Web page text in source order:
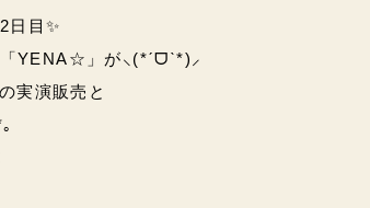
日目✨
YENA☆」が⸜(*ˊᗜˋ*)⸝
実演販売と